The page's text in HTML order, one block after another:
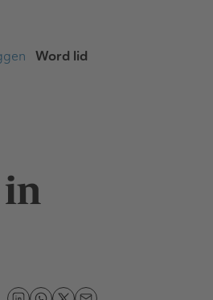
Word lid
in